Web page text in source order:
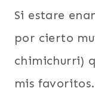
Si estare
por cierto
chimichurri)
mis favoritos.